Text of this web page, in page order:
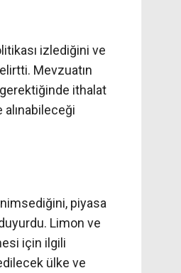
izlediğini ve
Mevzuatın
ithalat
alınabileceği
piyasa
Limon ve
için ilgili
ülke ve